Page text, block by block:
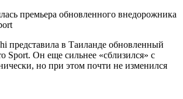
премьера обновленного внедорожника
представила в Таиланде обновленный
Sport. Он еще сильнее «сблизился» с
но при этом почти не изменился